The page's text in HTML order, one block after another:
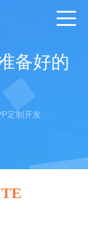
备好的
定制开发